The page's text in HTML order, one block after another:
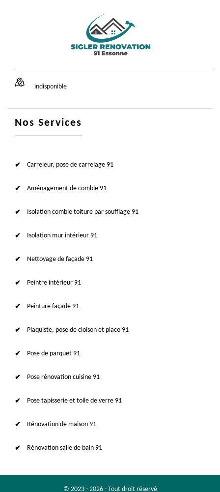
indisponible
Nos Services
Carreleur, pose de carrelage 91
Aménagement de comble 91
Isolation comble toiture par soufflage 91
Isolation mur intérieur 91
Nettoyage de façade 91
Peintre intérieur 91
Peinture façade 91
Plaquiste, pose de cloison et placo 91
Pose de parquet 91
Pose rénovation cuisine 91
Pose tapisserie et toile de verre 91
Rénovation de maison 91
Rénovation salle de bain 91
© 2023 - 2026 - Tout droit réservé